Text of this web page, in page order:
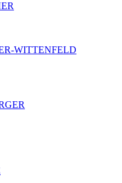
WITTENFELD